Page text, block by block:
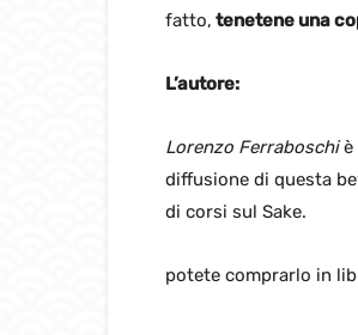
fatto, tenetene una
L’autore:
Lorenzo Ferraboschiè
diffusione di questa
di corsi sul Sake.
potete comprarlo in